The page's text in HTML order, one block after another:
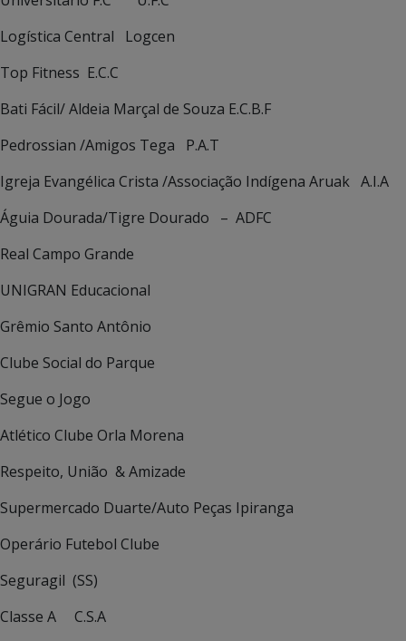
Logística Central Logcen
Top Fitness E.C.C
Bati Fácil/ Aldeia Marçal de Souza E.C.B.F
Pedrossian /Amigos Tega P.A.T
Igreja Evangélica Crista /Associação Indígena Aruak A.I.A
Águia Dourada/Tigre Dourado – ADFC
Real Campo Grande
UNIGRAN Educacional
Grêmio Santo Antônio
Clube Social do Parque
Segue o Jogo
Atlético Clube Orla Morena
Respeito, União & Amizade
Supermercado Duarte/Auto Peças Ipiranga
Operário Futebol Clube
Seguragil (SS)
Classe A C.S.A